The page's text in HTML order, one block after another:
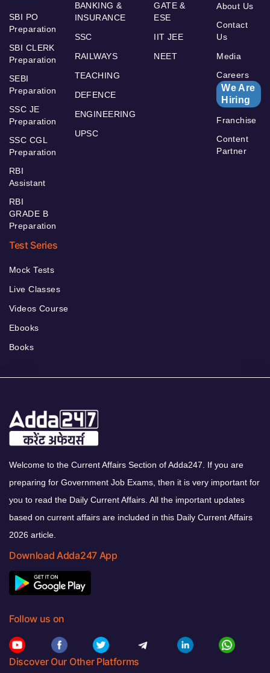
SBI PO
Preparation
SBI CLERK
Preparation
SEBI
Preparation
SSC JE
Preparation
SSC CGL
Preparation
RBI
Assistant
RBI
GRADE B
Preparation
BANKING &
INSURANCE
SSC
RAILWAYS
TEACHING
DEFENCE
ENGINEERING
UPSC
GATE &
ESE
IIT JEE
NEET
About Us
Contact
Us
Media
Careers
We Are
Hiring
Franchise
Content
Partner
Test Series
Mock Tests
Live Classes
Videos Course
Ebooks
Books
Welcome to the Current Affairs Section of Adda247. If you are
preparing for Government Job Exams, then it is very important for
you to read the Daily Current Affairs. All the important updates
based on current affairs are included in this Daily Current Affairs
2026 article.
Download Adda247 App
Follow us on
Discover Our Other Platforms